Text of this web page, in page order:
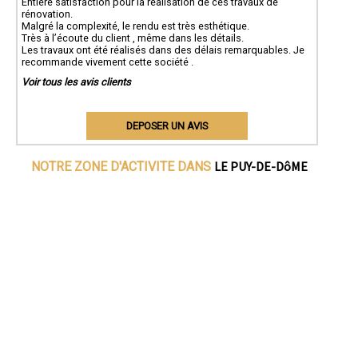
rénovation.
Malgré la complexité, le rendu est très esthétique.
Très à l’écoute du client , même dans les détails.
Les travaux ont été réalisés dans des délais remarquables. Je
recommande vivement cette société .
Voir tous les avis clients
DEPOSER UN AVIS
NOTRE ZONE D'ACTIVITE DANS LE PUY-DE-DôME